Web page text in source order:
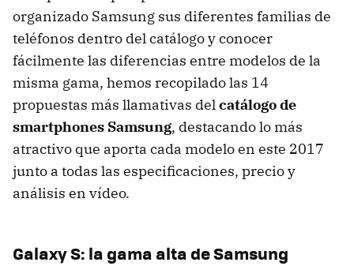
organizado Samsung sus diferentes familias de
teléfonos dentro del catálogo y conocer
fácilmente las diferencias entre modelos de la
misma gama, hemos recopilado las 14
propuestas más llamativas delcatálogo de
smartphones Samsung, destacando lo más
atractivo que aporta cada modelo en este 2017
junto a todas las especificaciones, precio y
análisis en vídeo.
Galaxy S: la gama alta de Samsung